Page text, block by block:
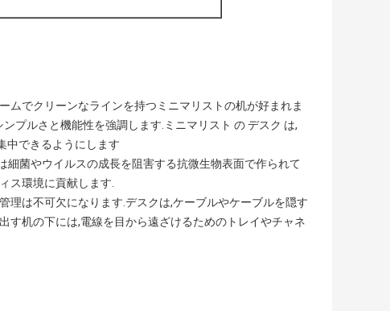
ムでクリーンなラインを持つミニマリストの机が好まれま
プルさと機能性を強調します.ミニマリスト の デスク は,
中できるようにします
菌やウイルスの成長を阻害する抗微生物表面で作られて
ス環境に貢献します.
理は不可欠になります.デスクは,ケーブルやケーブルを隠す
す机の下には,電線を目から遠ざけるためのトレイやチャネ